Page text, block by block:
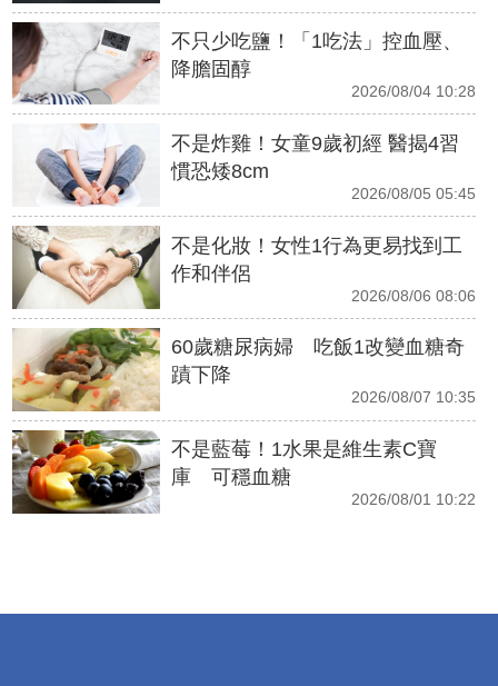
不只少吃鹽！「1吃法」控血壓、
降膽固醇
2026/08/04 10:28
不是炸雞！女童9歲初經 醫揭4習
慣恐矮8cm
2026/08/05 05:45
不是化妝！女性1行為更易找到工
作和伴侶
2026/08/06 08:06
60歲糖尿病婦 吃飯1改變血糖奇
蹟下降
2026/08/07 10:35
不是藍莓！1水果是維生素C寶
庫 可穩血糖
2026/08/01 10:22